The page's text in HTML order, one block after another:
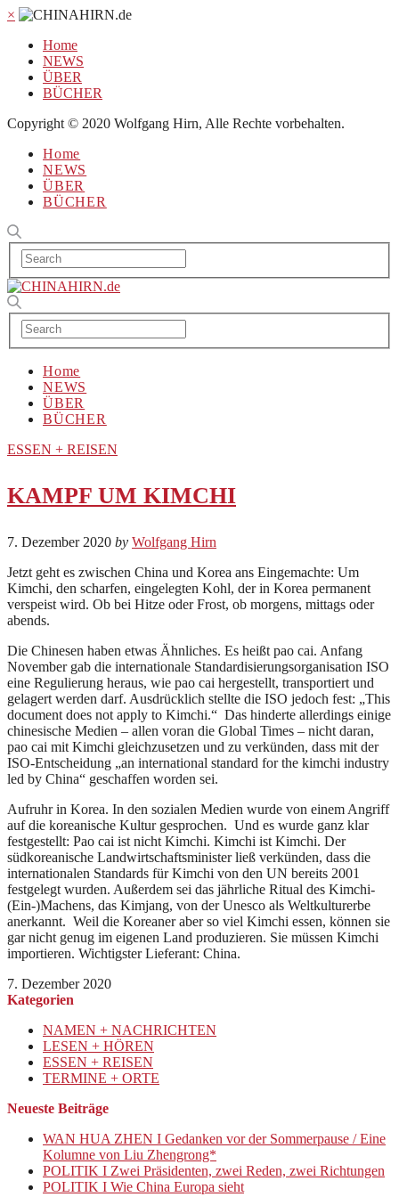
×
Home
NEWS
ÜBER
BÜCHER
Copyright © 2020 Wolfgang Hirn, Alle Rechte vorbehalten.
Home
NEWS
ÜBER
BÜCHER
Home
NEWS
ÜBER
BÜCHER
ESSEN + REISEN
KAMPF UM KIMCHI
7. Dezember 2020 by Wolfgang Hirn
Jetzt geht es zwischen China und Korea ans Eingemachte: Um
Kimchi, den scharfen, eingelegten Kohl, der in Korea permanent
verspeist wird. Ob bei Hitze oder Frost, ob morgens, mittags oder
abends.
Die Chinesen haben etwas Ähnliches. Es heißt pao cai. Anfang
November gab die internationale Standardisierungsorganisation ISO
eine Regulierung heraus, wie pao cai hergestellt, transportiert und
gelagert werden darf. Ausdrücklich stellte die ISO jedoch fest: „This
document does not apply to Kimchi.“ Das hinderte allerdings einige
chinesische Medien – allen voran die Global Times – nicht daran,
pao cai mit Kimchi gleichzusetzen und zu verkünden, dass mit der
ISO-Entscheidung „an international standard for the kimchi industry
led by China“ geschaffen worden sei.
Aufruhr in Korea. In den sozialen Medien wurde von einem Angriff
auf die koreanische Kultur gesprochen. Und es wurde ganz klar
festgestellt: Pao cai ist nicht Kimchi. Kimchi ist Kimchi. Der
südkoreanische Landwirtschaftsminister ließ verkünden, dass die
internationalen Standards für Kimchi von den UN bereits 2001
festgelegt wurden. Außerdem sei das jährliche Ritual des Kimchi-
(Ein-)Machens, das Kimjang, von der Unesco als Weltkulturerbe
anerkannt. Weil die Koreaner aber so viel Kimchi essen, können sie
gar nicht genug im eigenen Land produzieren. Sie müssen Kimchi
importieren. Wichtigster Lieferant: China.
7. Dezember 2020
Kategorien
NAMEN + NACHRICHTEN
LESEN + HÖREN
ESSEN + REISEN
TERMINE + ORTE
Neueste Beiträge
WAN HUA ZHEN I Gedanken vor der Sommerpause / Eine
Kolumne von Liu Zhengrong*
POLITIK I Zwei Präsidenten, zwei Reden, zwei Richtungen
POLITIK I Wie China Europa sieht